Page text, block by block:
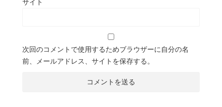
サイト
次回のコメントで使用するためブラウザーに自分の名
前、メールアドレス、サイトを保存する。